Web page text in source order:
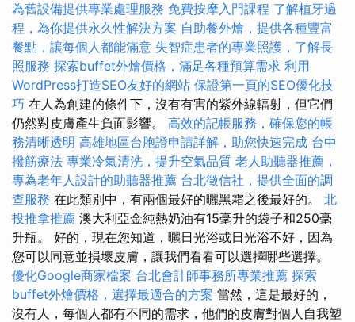
為舊設備提供專業處理服務 免費按摩入門課程 了解植牙過
程，為你提供永久性解決方案 自助餐外燴，提供各種豐富
餐點，讓每個人都能滿意 失智症患者的專業照護，了解長
照服務 探索buffet外燴價格，滿足各種預算需求 利用
WordPress打造SEO友好的網站 保證第一頁的SEO優化技
巧 在人為創建的條件下，沒有有害的紫外線輻射，但它們
仍然對皮膚產生負面影響。 高效的記帳服務，確保您的帳
務清晰透明 高雄地區台胞證申請詳解，助您快速完成 台中
撥筋療法 專業冷氣清洗，提升空氣品質 老人助聽器推薦，
專為老年人設計的助聽器推薦 台北徵信社，提供全面的調
查服務 在此類別中，有兩個最好的曬黑霜之後最好的。 北
投推拿推薦 澳大利亞金純熱奶油有15毫升的袋子和250毫
升瓶。 好的，現在您知道，曬日光浴或日光浴不好，因為
您可以同意並損壞皮膚，讓我們看看可以選擇哪些選擇。
優化Google商家檔案 台北會計師事務所專業推薦 探索
buffet外燴價格，選擇最適合的方案 當然，這是最好的，
沒有人，每個人都有不同的需求，他們的皮膚對個人自我塑